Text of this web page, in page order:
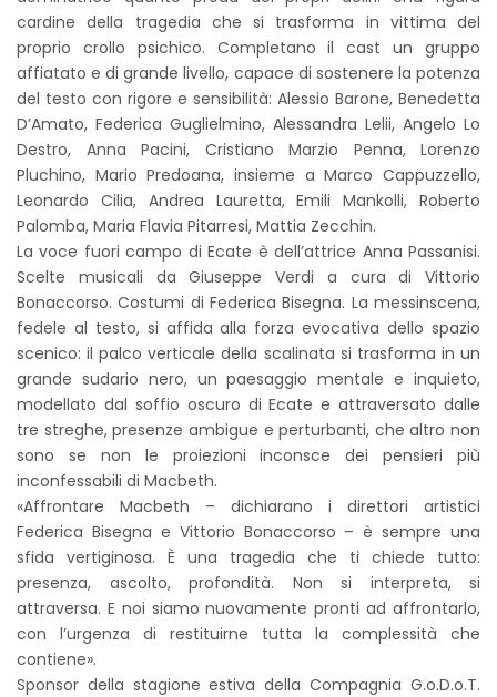
cardine della tragedia che si trasforma in vittima del
proprio crollo psichico. Completano il cast un gruppo
affiatato e di grande livello, capace di sostenere la potenza
del testo con rigore e sensibilità: Alessio Barone, Benedetta
D’Amato, Federica Guglielmino, Alessandra Lelii, Angelo Lo
Destro, Anna Pacini, Cristiano Marzio Penna, Lorenzo
Pluchino, Mario Predoana, insieme a Marco Cappuzzello,
Leonardo Cilia, Andrea Lauretta, Emili Mankolli, Roberto
Palomba, Maria Flavia Pitarresi, Mattia Zecchin.
La voce fuori campo di Ecate è dell’attrice Anna Passanisi.
Scelte musicali da Giuseppe Verdi a cura di Vittorio
Bonaccorso. Costumi di Federica Bisegna. La messinscena,
fedele al testo, si affida alla forza evocativa dello spazio
scenico: il palco verticale della scalinata si trasforma in un
grande sudario nero, un paesaggio mentale e inquieto,
modellato dal soffio oscuro di Ecate e attraversato dalle
tre streghe, presenze ambigue e perturbanti, che altro non
sono se non le proiezioni inconsce dei pensieri più
inconfessabili di Macbeth.
«Affrontare Macbeth – dichiarano i direttori artistici
Federica Bisegna e Vittorio Bonaccorso – è sempre una
sfida vertiginosa. È una tragedia che ti chiede tutto:
presenza, ascolto, profondità. Non si interpreta, si
attraversa. E noi siamo nuovamente pronti ad affrontarlo,
con l’urgenza di restituirne tutta la complessità che
contiene».
Sponsor della stagione estiva della Compagnia G.o.D.o.T.